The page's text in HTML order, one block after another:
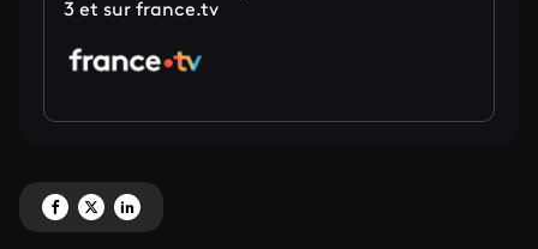
3 et sur france.tv
Partagez 'Vendetta' sur Facebook
Partagez 'Vendetta' sur X
Partagez 'Vendetta' sur LinkedIn